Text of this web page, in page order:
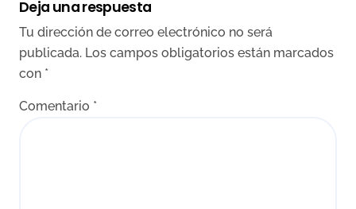
Deja una respuesta
Tu dirección de correo electrónico no será
publicada. Los campos obligatorios están marcados
con *
Comentario *